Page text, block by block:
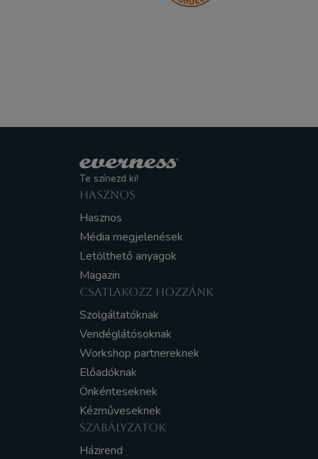
Te színezd ki!
HASZNOS
Hasznos
Média megjelenések
Letölthető anyagok
Magazin
CSATLAKOZZ HOZZÁNK
Szolgáltatóknak
Vendéglátósoknak
Workshop partnereknek
Előadóknak
Önkénteseknek
Kézműveseknek
SZABÁLYZATOK
Házirend